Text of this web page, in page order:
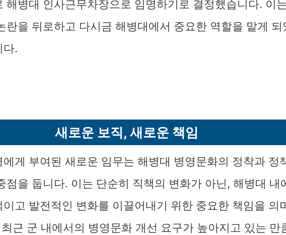
해병대 인사근무차장으로 임명하기로 결정했습니다. 이
란을 뒤로하고 다시금 해병대에서 중요한 역할을 맡게 되
다.
새로운 보직, 새로운 책임
에게 부여된 새로운 임무는 해병대 병영문화의 정착과 정
점을 둡니다. 이는 단순히 직책의 변화가 아닌, 해병대 내
이고 발전적인 변화를 이끌어내기 위한 중요한 책임을 의
근 군 내에서의 병영문화 개선 요구가 높아지고 있는 만